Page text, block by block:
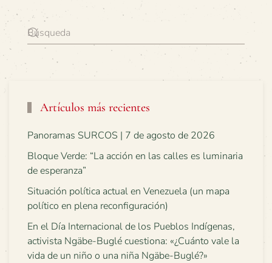
Artículos más recientes
Panoramas SURCOS | 7 de agosto de 2026
Bloque Verde: “La acción en las calles es luminaria
de esperanza”
Situación política actual en Venezuela (un mapa
político en plena reconfiguración)
En el Día Internacional de los Pueblos Indígenas,
activista Ngäbe-Buglé cuestiona: «¿Cuánto vale la
vida de un niño o una niña Ngäbe-Buglé?»